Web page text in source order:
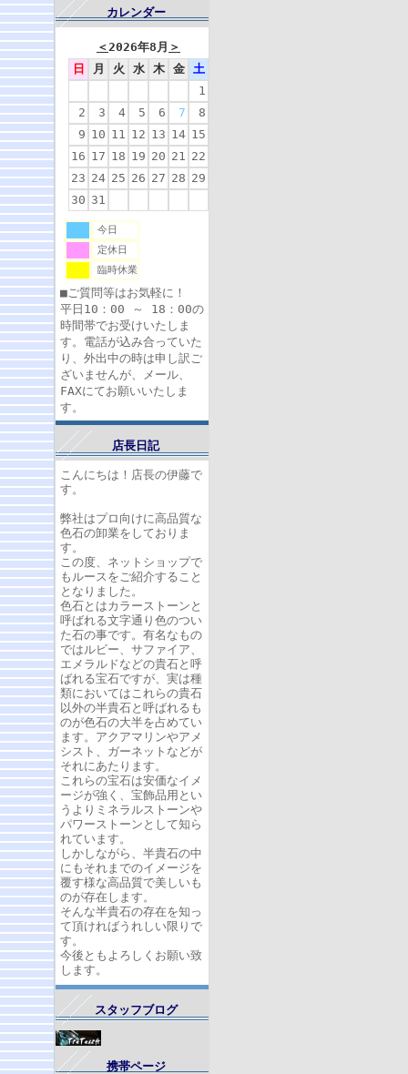
カレンダー
＜2026年8月 ＞
日
月 火 水 木 金
土
1
2
3 4 5 6 7
8
9 10 11 12 13 14 15
16 17 18 19 20 21 22
23 24 25 26 27 28 29
30 31
今日
定休日
臨時休業
■ご質問等はお気軽に！
平日10：00 ～ 18：00の
時間帯でお受けいたしま
す。電話が込み合っていた
り、外出中の時は申し訳ご
ざいませんが、メール、
FAXにてお願いいたしま
す。
店長日記
こんにちは！店長の伊藤で
す。
弊社はプロ向けに高品質な
色石の卸業をしておりま
す。
この度、ネットショップで
もルースをご紹介すること
となりました。
色石とはカラーストーンと
呼ばれる文字通り色のつい
た石の事です。有名なもの
ではルビー、サファイア、
エメラルドなどの貴石と呼
ばれる宝石ですが、実は種
類においてはこれらの貴石
以外の半貴石と呼ばれるも
のが色石の大半を占めてい
ます。アクアマリンやアメ
シスト、ガーネットなどが
それにあたります。
これらの宝石は安価なイメ
ージが強く、宝飾品用とい
うよりミネラルストーンや
パワーストーンとして知ら
れています。
しかしながら、半貴石の中
にもそれまでのイメージを
覆す様な高品質で美しいも
のが存在します。
そんな半貴石の存在を知っ
て頂ければうれしい限りで
す。
今後ともよろしくお願い致
します。
スタッフブログ
携帯ページ